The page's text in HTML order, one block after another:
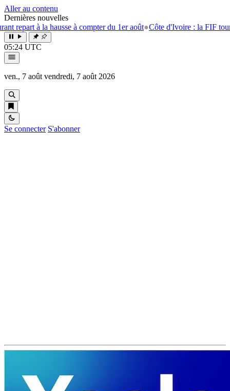
Aller au contenu
Dernières nouvelles
hausse à compter du 1er août●Côte d'Ivoire : la FIF tourne la page
05:24 UTC
ven., 7 août vendredi, 7 août 2026
Se connecter S'abonner